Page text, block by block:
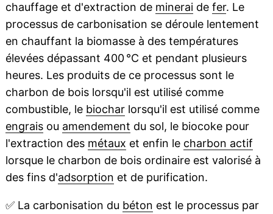
chauffage et d'extraction de mineraide fer. Le
processus de carbonisation se déroule lentement
en chauffant la biomasse à des températures
élevées dépassant 400 °C et pendant plusieurs
heures. Les produits de ce processus sont le
charbon de bois lorsqu'il est utilisé comme
combustible, le biocharlorsqu'il est utilisé comme
engraisou amendement du sol, le biocoke pour
l'extraction des métaux et enfin le charbon actif
lorsque le charbon de bois ordinaire est valorisé à
des fins d'adsorption et de purification.
✅La carbonisation du béton est le processus par